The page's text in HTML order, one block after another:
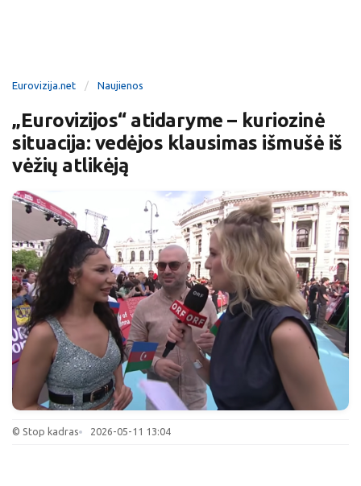
Eurovizija.net Naujienos
„Eurovizijos“ atidaryme – kuriozinė
situacija: vedėjos klausimas išmušė iš
vėžių atlikėją
© Stop kadras 2026-05-11 13:04